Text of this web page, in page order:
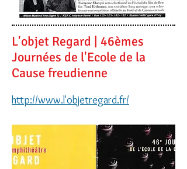
L'objet Regard | 46èmes
Journées de l'Ecole de la
Cause freudienne
http://www.l'objetregard.fr/